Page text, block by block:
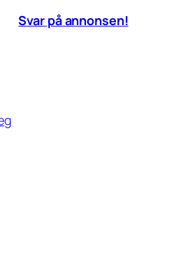
Svar på annonsen!